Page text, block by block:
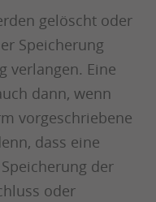
gelöscht oder
Speicherung
verlangen. Eine
dann, wenn
vorgeschriebene
dass eine
der
oder